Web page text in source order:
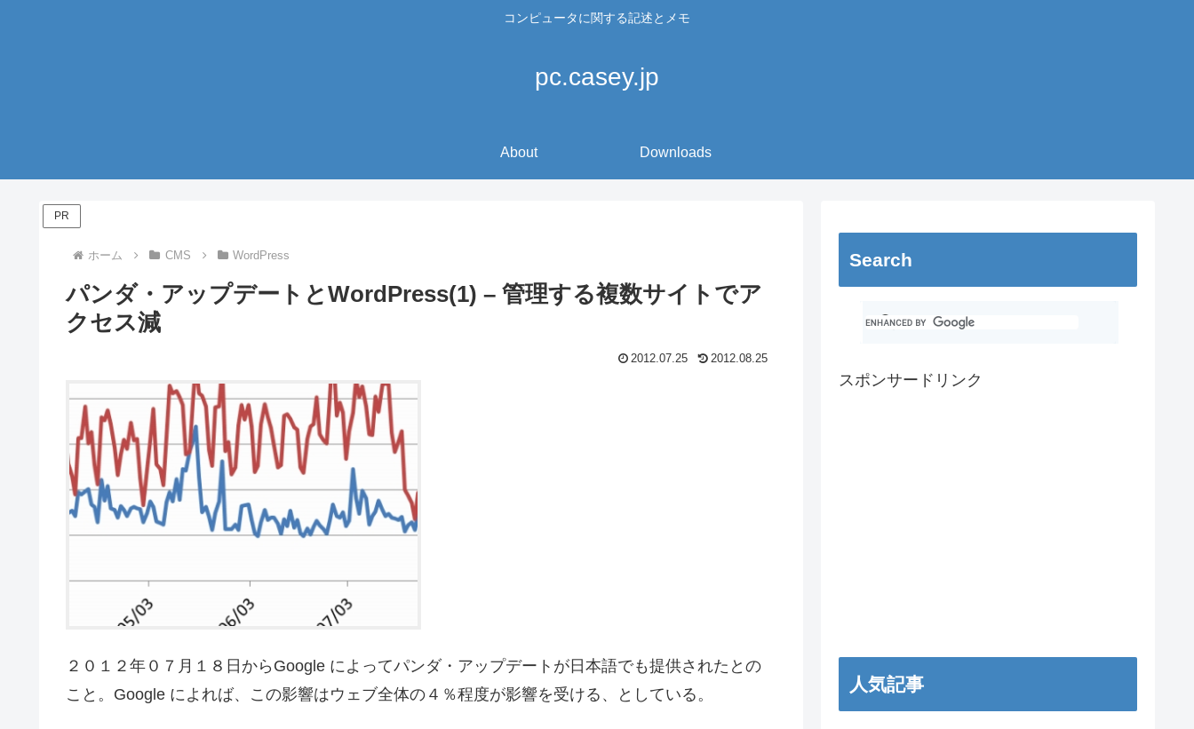
コンピュータに関する記述とメモ
pc.casey.jp
About Downloads
PR
ホーム CMS WordPress
パンダ・アップデートとWordPress(1) – 管理する複数サイトでア
クセス減
2012.07.25 2012.08.25
２０１２年０７月１８日からGoogle によってパンダ・アップデートが日本語でも提供されたとの
こと。Google によれば、この影響はウェブ全体の４％程度が影響を受ける、としている。
Search
スポンサードリンク
人気記事